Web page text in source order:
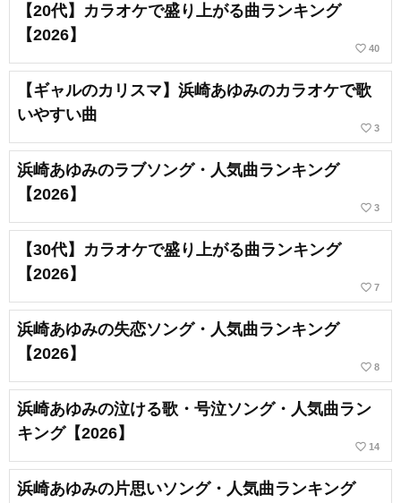
【20代】カラオケで盛り上がる曲ランキング
【2026】
favorite_border 40
【ギャルのカリスマ】浜崎あゆみのカラオケで歌
いやすい曲
favorite_border 3
浜崎あゆみのラブソング・人気曲ランキング
【2026】
favorite_border 3
【30代】カラオケで盛り上がる曲ランキング
【2026】
favorite_border 7
浜崎あゆみの失恋ソング・人気曲ランキング
【2026】
favorite_border 8
浜崎あゆみの泣ける歌・号泣ソング・人気曲ラン
キング【2026】
favorite_border 14
浜崎あゆみの片思いソング・人気曲ランキング